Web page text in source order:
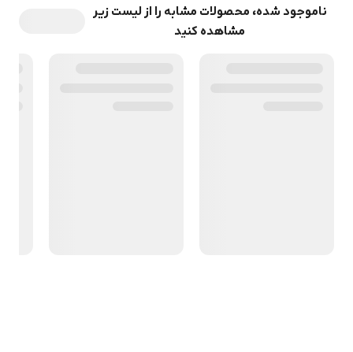
ناموجود شده، محصولات مشابه را از لیست زیر
مشاهده کنید